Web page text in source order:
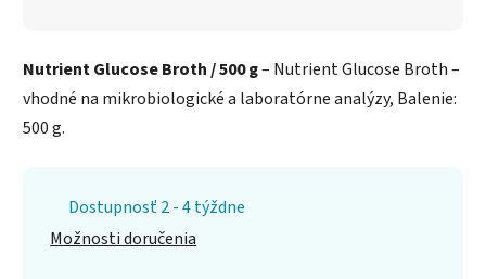
Nutrient Glucose Broth / 500 g– Nutrient Glucose Broth –
vhodné na mikrobiologické a laboratórne analýzy, Balenie:
500 g.
Dostupnosť 2 - 4 týždne
Možnosti doručenia